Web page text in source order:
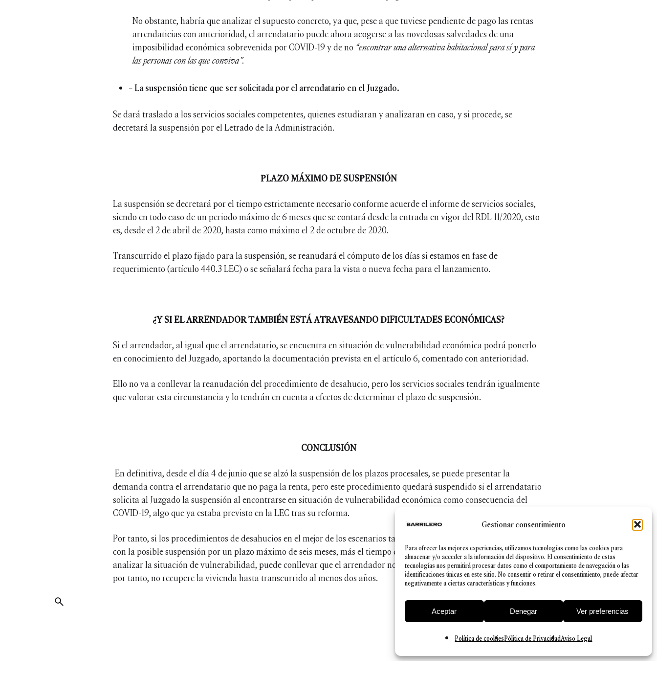
Gestionar consentimiento
Para ofrecer las mejores experiencias, utilizamos tecnologías como las cookies para
almacenar y/o acceder a la información del dispositivo. El consentimiento de estas
tecnologías nos permitirá procesar datos como el comportamiento de navegación o las
identificaciones únicas en este sitio. No consentir o retirar el consentimiento, puede afectar
negativamente a ciertas características y funciones.
Aceptar Denegar Ver preferencias
Política de cookiesPólitica de PrivacidadAviso Legal
No obstante, habría que analizar el supuesto concreto, ya que, pese a que tuviese pendiente de pago las rentas
arrendaticias con anterioridad, el arrendatario puede ahora acogerse a las novedosas salvedades de una
imposibilidad económica sobrevenida por COVID-19 y de no “encontrar una alternativa habitacional para sí y para
las personas con las que conviva”.
– La suspensión tiene que ser solicitada por el arrendatario en el Juzgado.
Se dará traslado a los servicios sociales competentes, quienes estudiaran y analizaran en caso, y si procede, se
decretará la suspensión por el Letrado de la Administración.
PLAZO MÁXIMO DE SUSPENSIÓN
La suspensión se decretará por el tiempo estrictamente necesario conforme acuerde el informe de servicios sociales,
siendo en todo caso de un periodo máximo de 6 meses que se contará desde la entrada en vigor del RDL 11/2020, esto
es, desde el 2 de abril de 2020, hasta como máximo el 2 de octubre de 2020.
Transcurrido el plazo fijado para la suspensión, se reanudará el cómputo de los días si estamos en fase de
requerimiento (artículo 440.3 LEC) o se señalará fecha para la vista o nueva fecha para el lanzamiento.
¿Y SI EL ARRENDADOR TAMBIÉN ESTÁ ATRAVESANDO DIFICULTADES ECONÓMICAS?
Si el arrendador, al igual que el arrendatario, se encuentra en situación de vulnerabilidad económica podrá ponerlo
en conocimiento del Juzgado, aportando la documentación prevista en el artículo 6, comentado con anterioridad.
Ello no va a conllevar la reanudación del procedimiento de desahucio, pero los servicios sociales tendrán igualmente
que valorar esta circunstancia y lo tendrán en cuenta a efectos de determinar el plazo de suspensión.
CONCLUSIÓN
En definitiva, desde el día 4 de junio que se alzó la suspensión de los plazos procesales, se puede presentar la
demanda contra el arrendatario que no paga la renta, pero este procedimiento quedará suspendido si el arrendatario
solicita al Juzgado la suspensión al encontrarse en situación de vulnerabilidad económica como consecuencia del
COVID-19, algo que ya estaba previsto en la LEC tras su reforma.
Por tanto, si los procedimientos de desahucios en el mejor de los escenarios tardaban unos seis a nueve meses, ahora
con la posible suspensión por un plazo máximo de seis meses, más el tiempo que se tome el servicio social para
analizar la situación de vulnerabilidad, puede conllevar que el arrendador no consiga desahuciar al arrendatario y,
por tanto, no recupere la vivienda hasta transcurrido al menos dos años.